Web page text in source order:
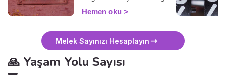
Kısacası, kapanması
gerekeni kapatmak… ve
ideal ay. Rahatça yerleşin,
her şeyi anlatıyoruz. ✨
sizinle iletişim kurmaya
çalışıyor. Yaşamınızda olumlu
ise size, sizi engelleyen tüm
kurtulmanız gerektiğini
Hemen oku
Melek Sayınızı Hesaplayın
🙏 Yaşam Yolu Sayısı